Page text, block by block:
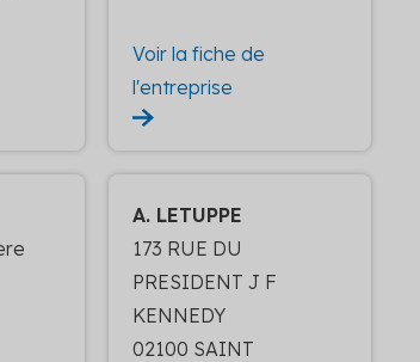
Voir la fiche de
l'entreprise
A. LETUPPE
173 RUE DU
PRESIDENT J F
KENNEDY
02100 SAINT